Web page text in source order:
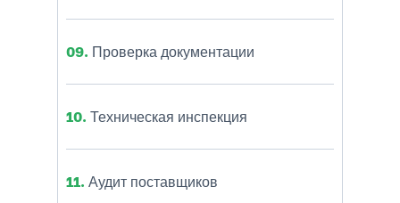
09. Проверка документации
10. Техническая инспекция
11. Аудит поставщиков